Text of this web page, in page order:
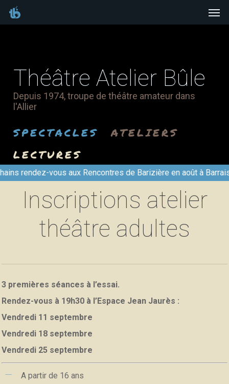
Skip
to
Théâtre Atelier Bûle
Depuis 1974,troupe de théâtre amateur dans
l'Allier
SPECTACLES
ATELIERS
LECTURES
aux Rencontres de Barizière en août à Barrais-
Inscriptions atelier
théâtre adultes
3 premières séances à l’essai.
Rendez-vous à 19h30 à l’Espace Jean Jaurès :
Vendredi 11 septembre
Vendredi 18 septembre
Vendredi 25 septembre
A partir de 16 ans